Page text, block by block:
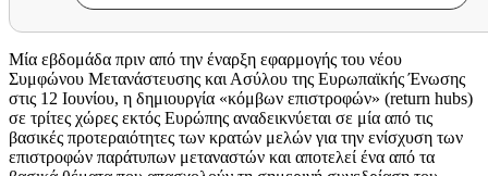
Μία εβδομάδα πριν από την έναρξη εφαρμογής του νέου
Συμφώνου Μετανάστευσης και Ασύλου της Ευρωπαϊκής Ένωσης
στις 12 Ιουνίου, η δημιουργία «κόμβων επιστροφών» (return hubs)
σε τρίτες χώρες εκτός Ευρώπης αναδεικνύεται σε μία από τις
βασικές προτεραιότητες των κρατών μελών για την ενίσχυση των
επιστροφών παράτυπων μεταναστών και αποτελεί ένα από τα